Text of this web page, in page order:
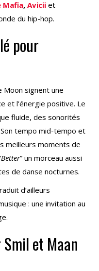
Mafia, Avicii et
du hip-hop.
pour
Moon signent une
et l’énergie positive. Le
fluide, des sonorités
tempo mid-tempo et
meilleurs moments de
Better” un morceau aussi
de danse nocturnes.
d’ailleurs
: une invitation au
et Maan